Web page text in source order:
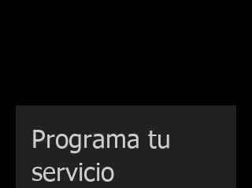
Programa tu
servicio